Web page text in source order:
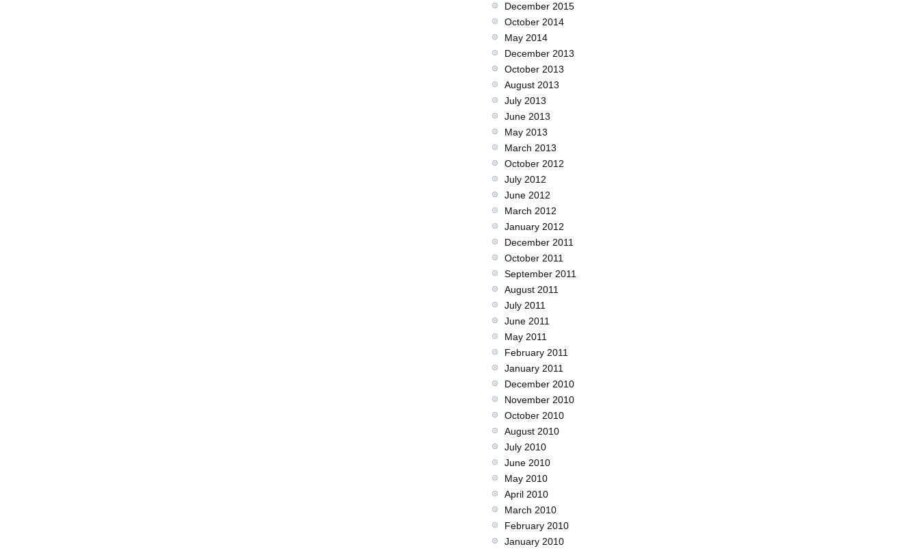
December 2015
October 2014
May 2014
December 2013
October 2013
August 2013
July 2013
June 2013
May 2013
March 2013
October 2012
July 2012
June 2012
March 2012
January 2012
December 2011
October 2011
September 2011
August 2011
July 2011
June 2011
May 2011
February 2011
January 2011
December 2010
November 2010
October 2010
August 2010
July 2010
June 2010
May 2010
April 2010
March 2010
February 2010
January 2010